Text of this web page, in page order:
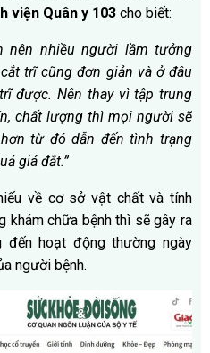
viện Quân y 103 cho biết:
nên nhiều người lầm tưởng
trĩ cũng đơn giản và ở đâu
được. Nên thay vì tập trung
chất lượng thì mọi người sẽ
từ đó dẫn đến tình trạng
giá đắt.”
về cơ sở vật chất và tính
khám chữa bệnh thì sẽ gây ra
đến hoạt động thường ngày
người bệnh.